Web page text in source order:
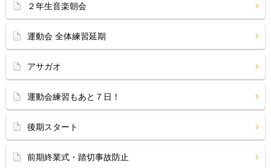
２年生音楽朝会
運動会 全体練習延期
アサガオ
運動会練習もあと７日！
後期スタート
前期終業式・踏切事故防止